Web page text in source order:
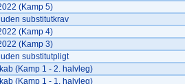
(Kamp 5)
substitutkrav
(Kamp 4)
(Kamp 3)
substitutpligt
(Kamp 1 - 2. halvleg)
(Kamp 1 - 1. halvleg)